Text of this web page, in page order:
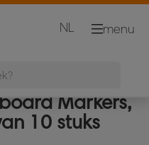
menu
NL
Markers,
10 stuks